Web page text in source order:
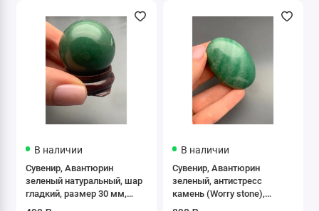
В наличии
Сувенир, Авантюрин
зеленый натуральный, шар
гладкий, размер 30 мм,
В наличии
Сувенир, Авантюрин
зеленый, антистресс
камень (Worry stone),